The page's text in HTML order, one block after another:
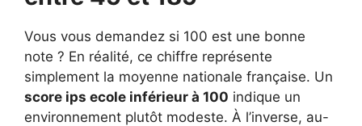
Vous vous demandez si 100 est une bonne
note ? En réalité, ce chiffre représente
simplement la moyenne nationale française. Un
score ips ecole inférieur à 100 indique un
environnement plutôt modeste. À l’inverse, au-